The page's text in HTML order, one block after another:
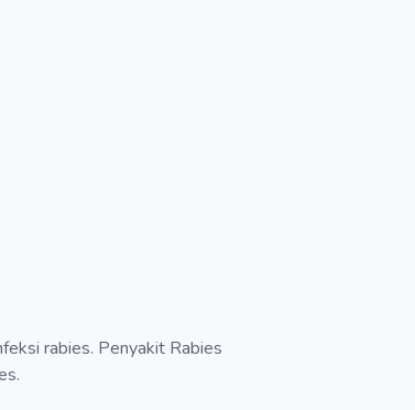
rabies. Penyakit Rabies